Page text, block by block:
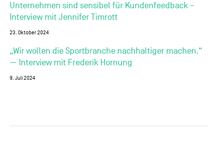
Unternehmen sind sensibel für Kundenfeedback –
Interview mit Jennifer Timrott
23. Oktober 2024
„Wir wollen die Sportbranche nachhaltiger machen.“
— Interview mit Frederik Hornung
9. Juli 2024